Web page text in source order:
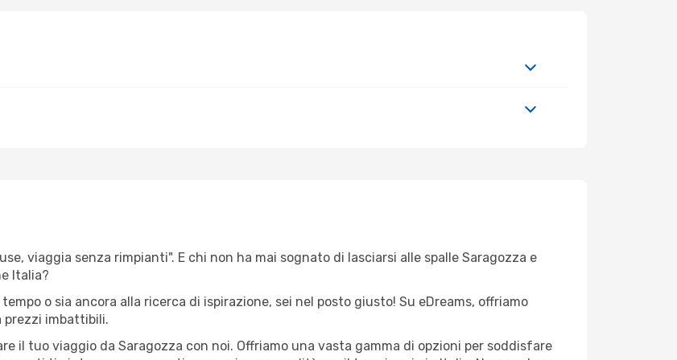
viaggia senza rimpianti". E chi non ha mai sognato di lasciarsi alle spalle Saragozza e
Italia?
o sia ancora alla ricerca di ispirazione, sei nel posto giusto! Su eDreams, offriamo
prezzi imbattibili.
il tuo viaggio da Saragozza con noi. Offriamo una vasta gamma di opzioni per soddisfare